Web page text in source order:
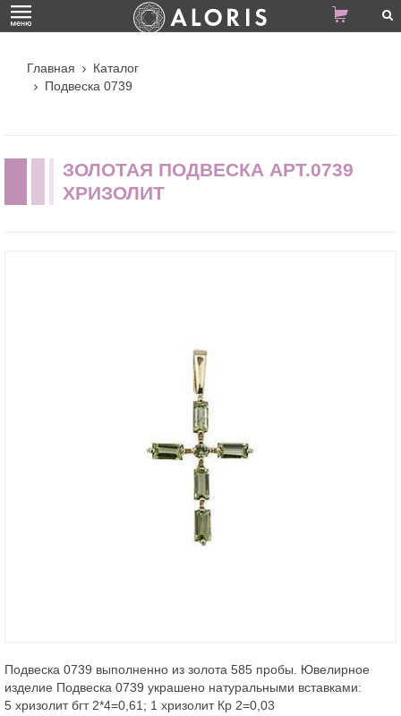
Главная
Каталог
Подвеска 0739
ЗОЛОТАЯ ПОДВЕСКА АРТ.0739
ХРИЗОЛИТ
Подвеска 0739 выполненно из золота 585 пробы. Ювелирное
изделие Подвеска 0739 украшено натуральными вставками:
5 хризолит бгт 2*4=0,61; 1 хризолит Кр 2=0,03